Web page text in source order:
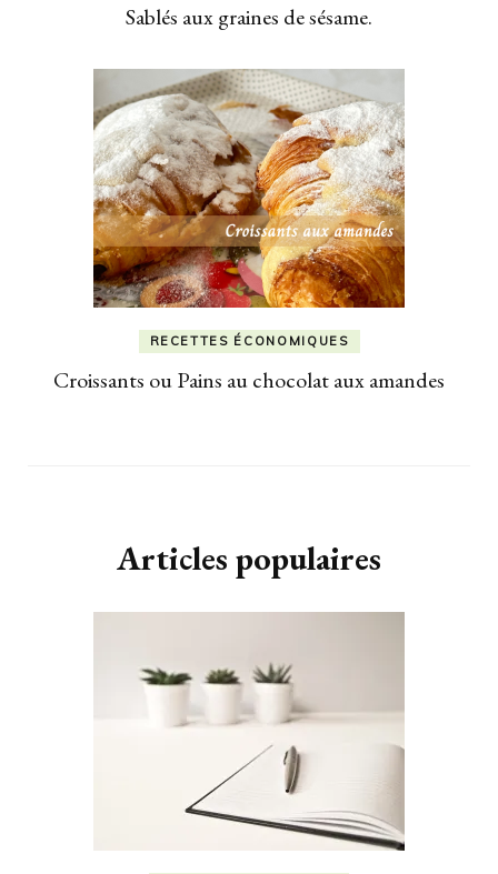
Sablés aux graines de sésame.
RECETTES ÉCONOMIQUES
Croissants ou Pains au chocolat aux amandes
Articles populaires